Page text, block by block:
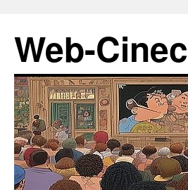
o
conteúdo
Web-